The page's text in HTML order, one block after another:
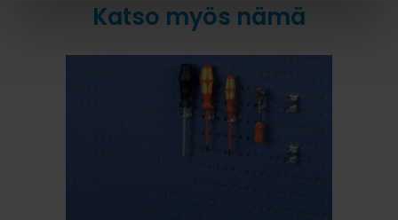
Katso myös nämä